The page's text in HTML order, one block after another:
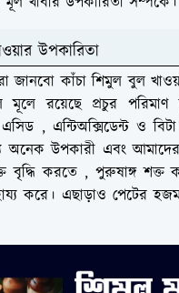
উপকারিতা
জানবো কাঁচা শিমুল বুল
মূলে রয়েছে প্রচুর
, এন্টিঅক্সিডেন্ট ও
অনেক উপকারী এবং
বৃদ্ধি করতে , পুরুষাঙ্গ শক্ত
করে। এছাড়াও পেটের